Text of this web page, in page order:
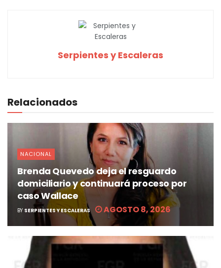
Serpientes y Escaleras
Relacionados
NACIONAL
Brenda Quevedo deja el resguardo
domiciliario y continuará proceso por
caso Wallace
BY SERPIENTES Y ESCALERAS AGOSTO 8, 2026